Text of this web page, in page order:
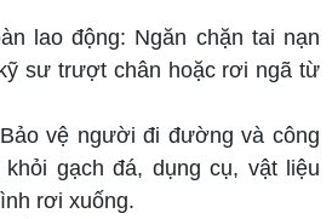
lao động: Ngăn chặn tai nạn
sư trượt chân hoặc rơi ngã từ
vệ người đi đường và công
gạch đá, dụng cụ, vật liệu
rơi xuống.